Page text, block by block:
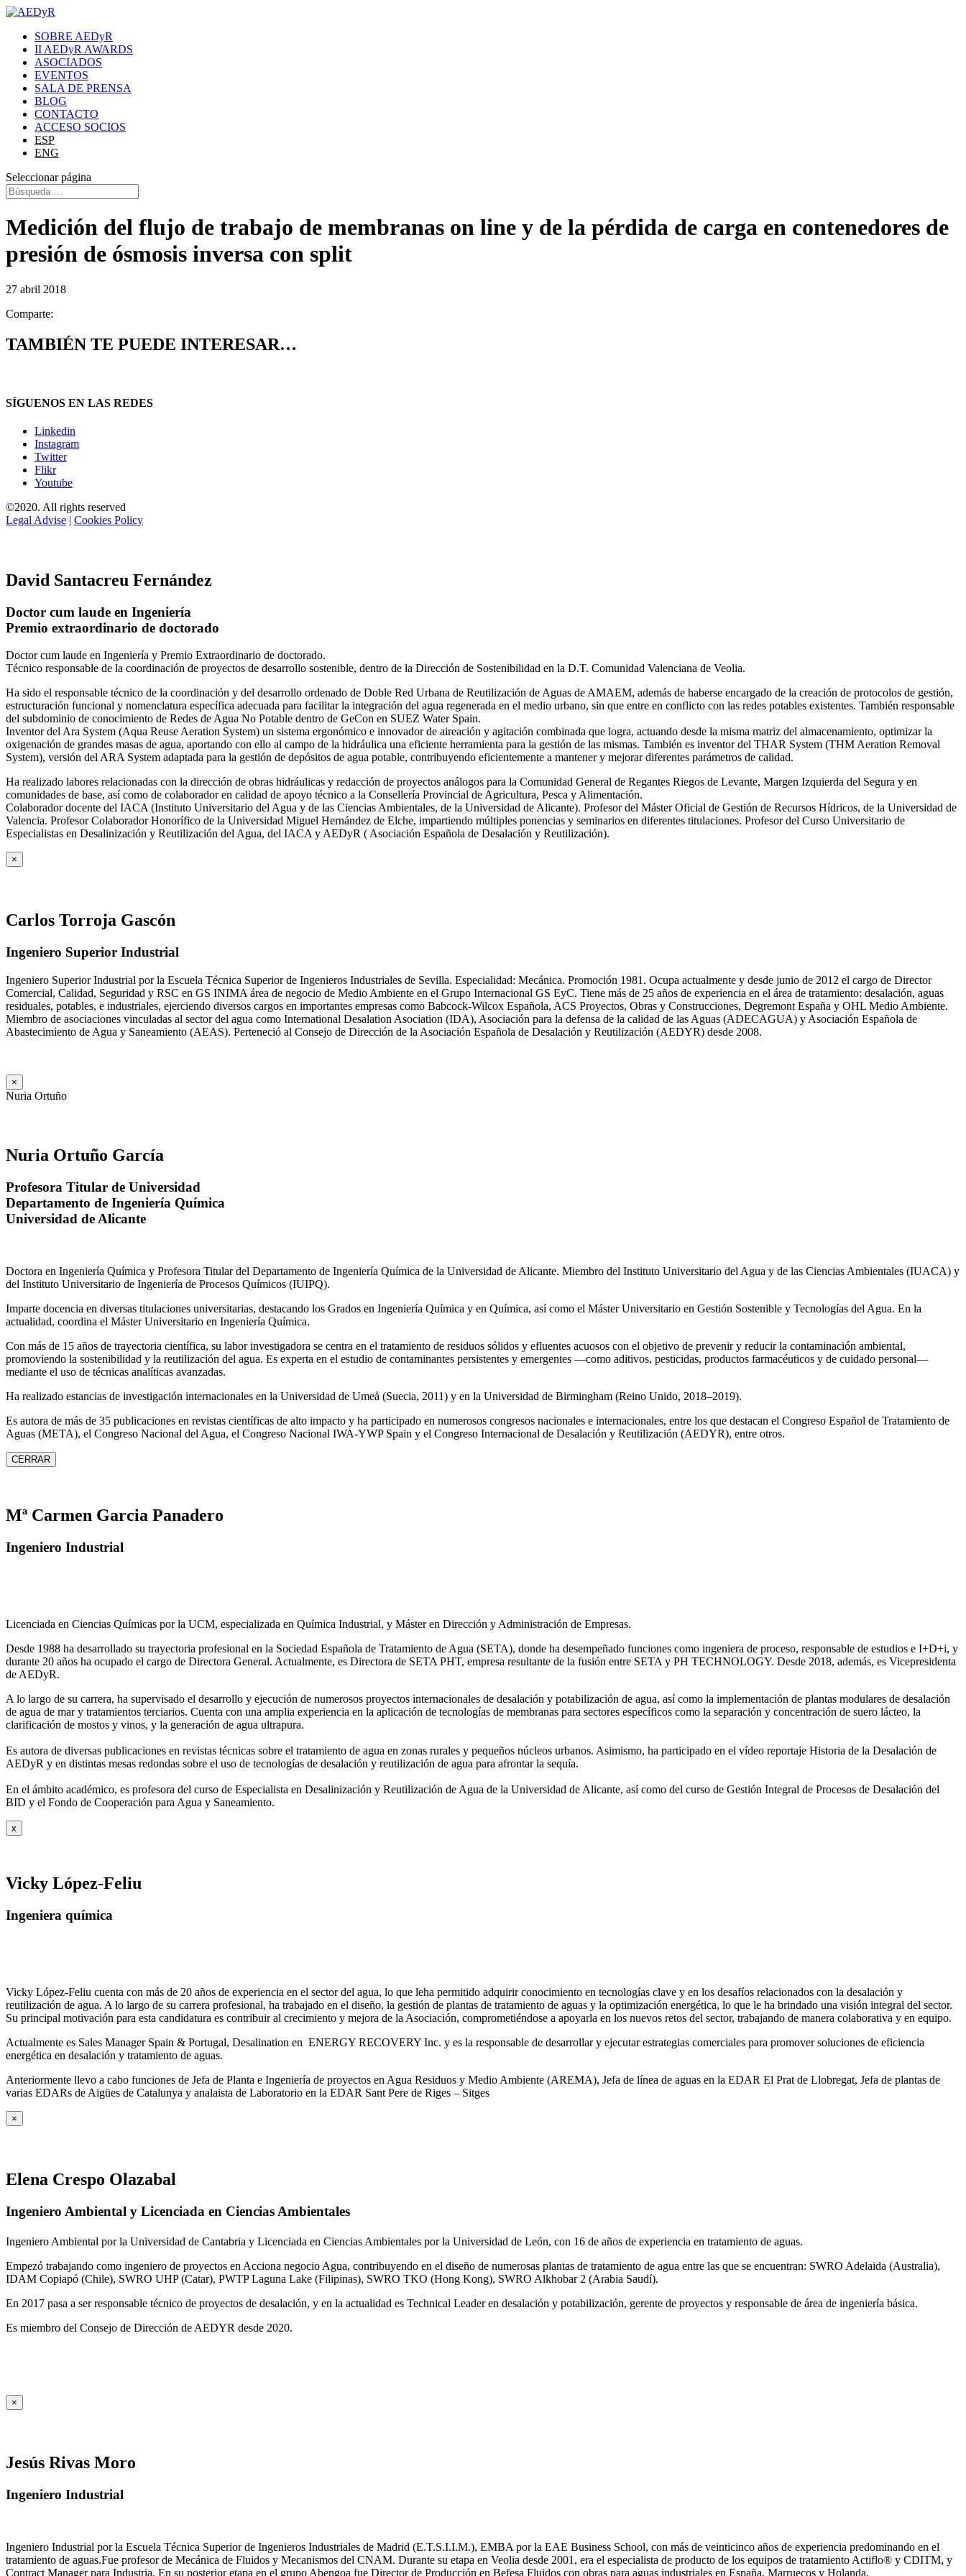
SOBRE AEDyR
II AEDyR AWARDS
ASOCIADOS
EVENTOS
SALA DE PRENSA
BLOG
CONTACTO
ACCESO SOCIOS
ESP
ENG
Seleccionar página
Medición del flujo de trabajo de membranas on line y de la pérdida de carga en contenedores de
presión de ósmosis inversa con split
27 abril 2018
Comparte:
TAMBIÉN TE PUEDE INTERESAR…
SÍGUENOS EN LAS REDES
Linkedin
Instagram
Twitter
Flikr
Youtube
©2020. All rights reserved
Legal Advise | Cookies Policy
David Santacreu Fernández
Doctor cum laude en Ingeniería
Premio extraordinario de doctorado
Doctor cum laude en Ingeniería y Premio Extraordinario de doctorado.
Técnico responsable de la coordinación de proyectos de desarrollo sostenible, dentro de la Dirección de Sostenibilidad en la D.T. Comunidad Valenciana de Veolia.
Ha sido el responsable técnico de la coordinación y del desarrollo ordenado de Doble Red Urbana de Reutilización de Aguas de AMAEM, además de haberse encargado de la creación de protocolos de gestión,
estructuración funcional y nomenclatura específica adecuada para facilitar la integración del agua regenerada en el medio urbano, sin que entre en conflicto con las redes potables existentes. También responsable
del subdominio de conocimiento de Redes de Agua No Potable dentro de GeCon en SUEZ Water Spain.
Inventor del Ara System (Aqua Reuse Aeration System) un sistema ergonómico e innovador de aireación y agitación combinada que logra, actuando desde la misma matriz del almacenamiento, optimizar la
oxigenación de grandes masas de agua, aportando con ello al campo de la hidráulica una eficiente herramienta para la gestión de las mismas. También es inventor del THAR System (THM Aeration Removal
System), versión del ARA System adaptada para la gestión de depósitos de agua potable, contribuyendo eficientemente a mantener y mejorar diferentes parámetros de calidad.
Ha realizado labores relacionadas con la dirección de obras hidráulicas y redacción de proyectos análogos para la Comunidad General de Regantes Riegos de Levante, Margen Izquierda del Segura y en
comunidades de base, así como de colaborador en calidad de apoyo técnico a la Consellería Provincial de Agricultura, Pesca y Alimentación.
Colaborador docente del IACA (Instituto Universitario del Agua y de las Ciencias Ambientales, de la Universidad de Alicante). Profesor del Máster Oficial de Gestión de Recursos Hídricos, de la Universidad de
Valencia. Profesor Colaborador Honorífico de la Universidad Miguel Hernández de Elche, impartiendo múltiples ponencias y seminarios en diferentes titulaciones. Profesor del Curso Universitario de
Especialistas en Desalinización y Reutilización del Agua, del IACA y AEDyR ( Asociación Española de Desalación y Reutilización).
×
Carlos Torroja Gascón
Ingeniero Superior Industrial
Ingeniero Superior Industrial por la Escuela Técnica Superior de Ingenieros Industriales de Sevilla. Especialidad: Mecánica. Promoción 1981. Ocupa actualmente y desde junio de 2012 el cargo de Director
Comercial, Calidad, Seguridad y RSC en GS INIMA área de negocio de Medio Ambiente en el Grupo Internacional GS EyC. Tiene más de 25 años de experiencia en el área de tratamiento: desalación, aguas
residuales, potables, e industriales, ejerciendo diversos cargos en importantes empresas como Babcock-Wilcox Española, ACS Proyectos, Obras y Construcciones, Degremont España y OHL Medio Ambiente.
Miembro de asociaciones vinculadas al sector del agua como International Desalation Asociation (IDA), Asociación para la defensa de la calidad de las Aguas (ADECAGUA) y Asociación Española de
Abastecimiento de Agua y Saneamiento (AEAS). Perteneció al Consejo de Dirección de la Asociación Española de Desalación y Reutilización (AEDYR) desde 2008.
×
Nuria Ortuño
Nuria Ortuño García
Profesora Titular de Universidad
Departamento de Ingeniería Química
Universidad de Alicante
Doctora en Ingeniería Química y Profesora Titular del Departamento de Ingeniería Química de la Universidad de Alicante. Miembro del Instituto Universitario del Agua y de las Ciencias Ambientales (IUACA) y
del Instituto Universitario de Ingeniería de Procesos Químicos (IUIPQ).
Imparte docencia en diversas titulaciones universitarias, destacando los Grados en Ingeniería Química y en Química, así como el Máster Universitario en Gestión Sostenible y Tecnologías del Agua. En la
actualidad, coordina el Máster Universitario en Ingeniería Química.
Con más de 15 años de trayectoria científica, su labor investigadora se centra en el tratamiento de residuos sólidos y efluentes acuosos con el objetivo de prevenir y reducir la contaminación ambiental,
promoviendo la sostenibilidad y la reutilización del agua. Es experta en el estudio de contaminantes persistentes y emergentes —como aditivos, pesticidas, productos farmacéuticos y de cuidado personal—
mediante el uso de técnicas analíticas avanzadas.
Ha realizado estancias de investigación internacionales en la Universidad de Umeå (Suecia, 2011) y en la Universidad de Birmingham (Reino Unido, 2018–2019).
Es autora de más de 35 publicaciones en revistas científicas de alto impacto y ha participado en numerosos congresos nacionales e internacionales, entre los que destacan el Congreso Español de Tratamiento de
Aguas (META), el Congreso Nacional del Agua, el Congreso Nacional IWA‑YWP Spain y el Congreso Internacional de Desalación y Reutilización (AEDYR), entre otros.
CERRAR
Mª Carmen Garcia Panadero
Ingeniero Industrial
Licenciada en Ciencias Químicas por la UCM, especializada en Química Industrial, y Máster en Dirección y Administración de Empresas.
Desde 1988 ha desarrollado su trayectoria profesional en la Sociedad Española de Tratamiento de Agua (SETA), donde ha desempeñado funciones como ingeniera de proceso, responsable de estudios e I+D+i, y
durante 20 años ha ocupado el cargo de Directora General. Actualmente, es Directora de SETA PHT, empresa resultante de la fusión entre SETA y PH TECHNOLOGY. Desde 2018, además, es Vicepresidenta
de AEDyR.
A lo largo de su carrera, ha supervisado el desarrollo y ejecución de numerosos proyectos internacionales de desalación y potabilización de agua, así como la implementación de plantas modulares de desalación
de agua de mar y tratamientos terciarios. Cuenta con una amplia experiencia en la aplicación de tecnologías de membranas para sectores específicos como la separación y concentración de suero lácteo, la
clarificación de mostos y vinos, y la generación de agua ultrapura.
Es autora de diversas publicaciones en revistas técnicas sobre el tratamiento de agua en zonas rurales y pequeños núcleos urbanos. Asimismo, ha participado en el vídeo reportaje Historia de la Desalación de
AEDyR y en distintas mesas redondas sobre el uso de tecnologías de desalación y reutilización de agua para afrontar la sequía.
En el ámbito académico, es profesora del curso de Especialista en Desalinización y Reutilización de Agua de la Universidad de Alicante, así como del curso de Gestión Integral de Procesos de Desalación del
BID y el Fondo de Cooperación para Agua y Saneamiento.
x
Vicky López-Feliu
Ingeniera química
Vicky López-Feliu cuenta con más de 20 años de experiencia en el sector del agua, lo que leha permitido adquirir conocimiento en tecnologías clave y en los desafíos relacionados con la desalación y
reutilización de agua. A lo largo de su carrera profesional, ha trabajado en el diseño, la gestión de plantas de tratamiento de aguas y la optimización energética, lo que le ha brindado una visión integral del sector.
Su principal motivación para esta candidatura es contribuir al crecimiento y mejora de la Asociación, comprometiéndose a apoyarla en los nuevos retos del sector, trabajando de manera colaborativa y en equipo.
Actualmente es Sales Manager Spain & Portugal, Desalination en ENERGY RECOVERY Inc. y es la responsable de desarrollar y ejecutar estrategias comerciales para promover soluciones de eficiencia
energética en desalación y tratamiento de aguas.
Anteriormente llevo a cabo funciones de Jefa de Planta e Ingeniería de proyectos en Agua Residuos y Medio Ambiente (AREMA), Jefa de línea de aguas en la EDAR El Prat de Llobregat, Jefa de plantas de
varias EDARs de Aigües de Catalunya y analaista de Laboratorio en la EDAR Sant Pere de Riges – Sitges
×
Elena Crespo Olazabal
Ingeniero Ambiental y Licenciada en Ciencias Ambientales
Ingeniero Ambiental por la Universidad de Cantabria y Licenciada en Ciencias Ambientales por la Universidad de León, con 16 de años de experiencia en tratamiento de aguas.
Empezó trabajando como ingeniero de proyectos en Acciona negocio Agua, contribuyendo en el diseño de numerosas plantas de tratamiento de agua entre las que se encuentran: SWRO Adelaida (Australia),
IDAM Copiapó (Chile), SWRO UHP (Catar), PWTP Laguna Lake (Filipinas), SWRO TKO (Hong Kong), SWRO Alkhobar 2 (Arabia Saudí).
En 2017 pasa a ser responsable técnico de proyectos de desalación, y en la actualidad es Technical Leader en desalación y potabilización, gerente de proyectos y responsable de área de ingeniería básica.
Es miembro del Consejo de Dirección de AEDYR desde 2020.
×
Jesús Rivas Moro
Ingeniero Industrial
Ingeniero Industrial por la Escuela Técnica Superior de Ingenieros Industriales de Madrid (E.T.S.I.I.M.), EMBA por la EAE Business School, con más de veinticinco años de experiencia predominando en el
tratamiento de aguas.Fue profesor de Mecánica de Fluidos y Mecanismos del CNAM. Durante su etapa en Veolia desde 2001, era el especialista de producto de los equipos de tratamiento Actiflo® y CDITM, y
Contract Manager para Industria. En su posterior etapa en el grupo Abengoa fue Director de Producción en Befesa Fluidos con obras para aguas industriales en España, Marruecos y Holanda.